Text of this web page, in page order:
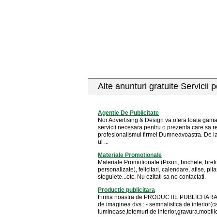
Alte anunturi gratuite Servicii
Agentie De Publicitate
Nor Advertising & Design va ofera toata
servicii necesara pentru o prezenta care sa
profesionalismul firmei Dumneavoastra. De
ul ...
Materiale Promotionale
Materiale Promotionale (Pixuri, brichete,
personalizate), felicitari, calendare, afise,
stegulete...etc. Nu ezitati sa ne contactati.
Productie publicitara
Firma noastra de PRODUCTIE
de imaginea dvs.: - semnalistica de
luminoase,totemuri de